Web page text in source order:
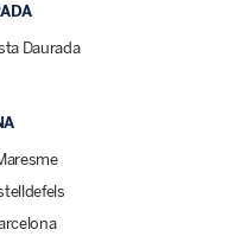
Daurada